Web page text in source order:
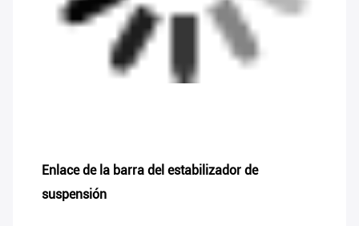
Enlace de la barra del estabilizador de
suspensión